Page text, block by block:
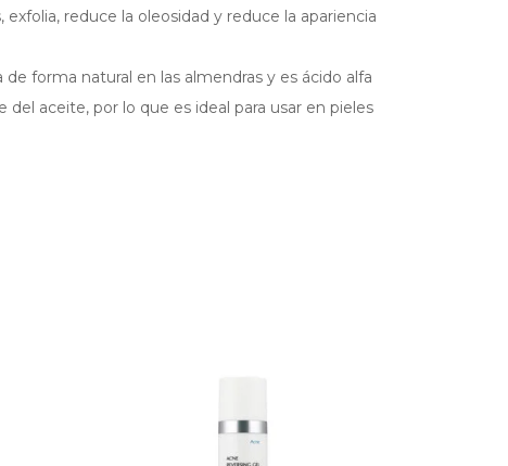
exfolia, reduce la oleosidad y reduce la apariencia
forma natural en las almendras y es ácido alfa
del aceite, por lo que es ideal para usar en pieles